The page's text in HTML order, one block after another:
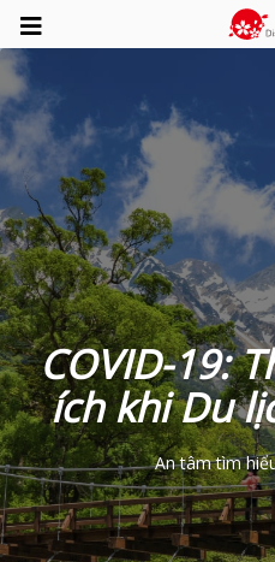
COVID-19:
ích khi Du
An tâm tìm